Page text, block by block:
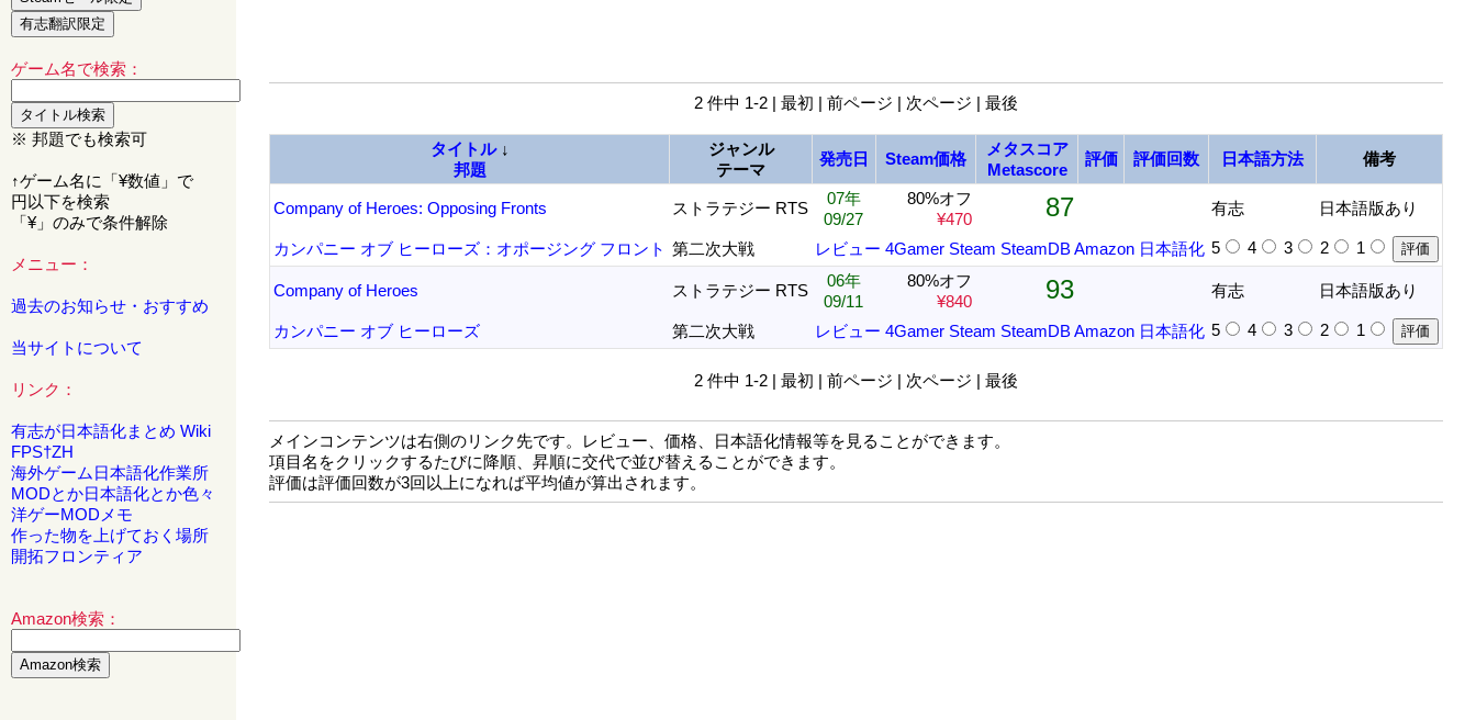
ゲーム名で検索：
※ 邦題でも検索可
↑ゲーム名に「¥数値」で
円以下を検索
「¥」のみで条件解除
メニュー：
過去のお知らせ・おすすめ
当サイトについて
リンク：
有志が日本語化まとめ Wiki
FPS†ZH
海外ゲーム日本語化作業所
MODとか日本語化とか色々
洋ゲーMODメモ
作った物を上げておく場所
開拓フロンティア
Amazon検索：
2 件中 1-2 | 最初 | 前ページ | 次ページ | 最後
タイトル↓
邦題
ジャンル
テーマ
発売日 Steam価格
メタスコア
Metascore
評価 評価回数 日本語方法 備考
Company of Heroes: Opposing Fronts ストラテジー RTS
07年
09/27
80%オフ
¥470
87 有志 日本語版あり
カンパニー オブ ヒーローズ：オポージング フロント 第二次大戦 レビュー 4Gamer Steam SteamDBAmazon 日本語化 5 4 3 2 1
Company of Heroes ストラテジー RTS
06年
09/11
80%オフ
¥840
93 有志 日本語版あり
カンパニー オブ ヒーローズ 第二次大戦 レビュー 4Gamer Steam SteamDBAmazon 日本語化 5 4 3 2 1
2 件中 1-2 | 最初 | 前ページ | 次ページ | 最後
メインコンテンツは右側のリンク先です。レビュー、価格、日本語化情報等を見ることができます。
項目名をクリックするたびに降順、昇順に交代で並び替えることができます。
評価は評価回数が3回以上になれば平均値が算出されます。